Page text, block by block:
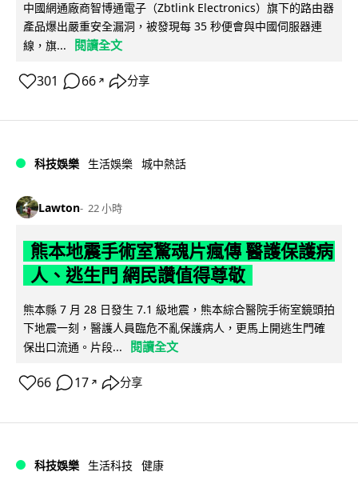
中國網通廠商智博通電子（Zbtlink Electronics）旗下的路由器
產品爆出嚴重安全漏洞，被發現每 35 秒便會與中國伺服器連
線，旗...
閱讀全文
301 66 ↗ 分享
科技娛樂 生活娛樂 城中熱話
Lawton 22 小時
熊本地震手術室驚魂片瘋傳 醫護保護病
人、逃生門 網民讚值得尊敬
熊本縣 7 月 28 日發生 7.1 級地震，熊本綜合醫院手術室鏡頭拍
下地震一刻，醫護人員臨危不亂保護病人，更馬上開逃生門確
保出口流通。片段...
閱讀全文
66 17 ↗ 分享
科技娛樂 生活科技 健康